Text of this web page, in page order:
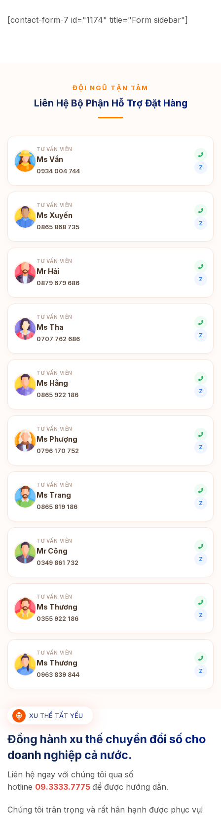
[contact-form-7 id="1174" title="Form sidebar"]
ĐỘI NGŨ TẬN TÂM
Liên Hệ Bộ Phận Hỗ Trợ Đặt Hàng
TƯ VẤN VIÊN
Ms Vần
0934 004 744
Z
TƯ VẤN VIÊN
Ms Xuyến
0865 868 735
Z
TƯ VẤN VIÊN
Mr Hải
0879 679 686
Z
TƯ VẤN VIÊN
Ms Tha
0707 762 686
Z
TƯ VẤN VIÊN
Ms Hằng
0865 922 186
Z
TƯ VẤN VIÊN
Ms Phượng
0796 170 752
Z
TƯ VẤN VIÊN
Ms Trang
0865 819 186
Z
TƯ VẤN VIÊN
Mr Công
0349 861 732
Z
TƯ VẤN VIÊN
Ms Thương
0355 922 186
Z
TƯ VẤN VIÊN
Ms Thương
0963 839 844
Z
XU THẾ TẤT YẾU
Đồng hành xu thế chuyển đổi số cho
doanh nghiệp cả nước.
Liên hệ ngay với chúng tôi qua số
hotline 09.3333.7775 để được hướng dẫn.
Chúng tôi trân trọng và rất hân hạnh được phục vụ!